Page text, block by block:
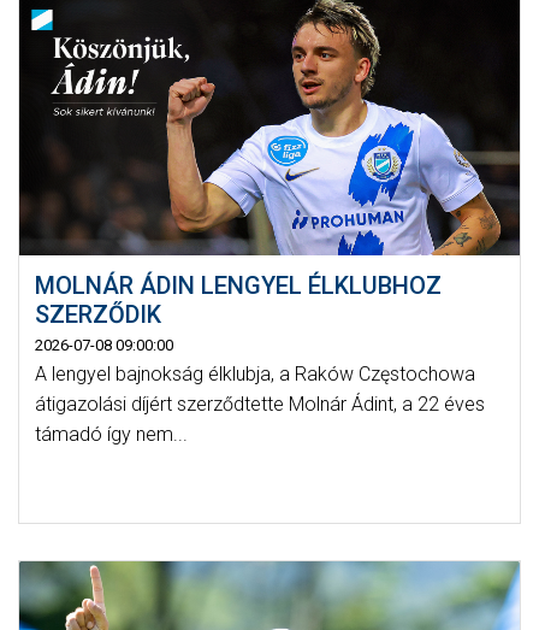
MOLNÁR ÁDIN LENGYEL ÉLKLUBHOZ
SZERZŐDIK
2026-07-08 09:00:00
A lengyel bajnokság élklubja, a Raków Częstochowa
átigazolási díjért szerződtette Molnár Ádint, a 22 éves
támadó így nem...